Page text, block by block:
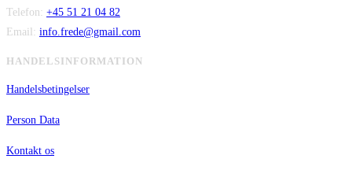
Telefon: +45 51 21 04 82
Email: info.frede@gmail.com
HANDELSINFORMATION
Handelsbetingelser
Person Data
Kontakt os